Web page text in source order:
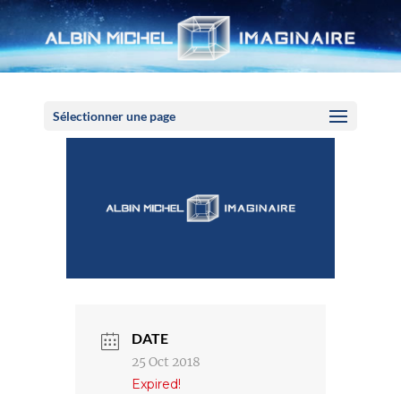
Sélectionner une page
DATE
25 Oct 2018
Expired!
Panneau de gestion des cookies